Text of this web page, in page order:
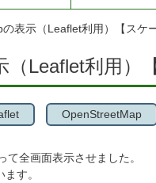
表示（Leaflet利用）【スケ
Leaflet利用）
OpenStreetMap
全画面表示させました。
す。